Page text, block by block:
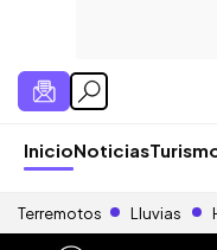
InicioNoticias
Terremotos Lluvias